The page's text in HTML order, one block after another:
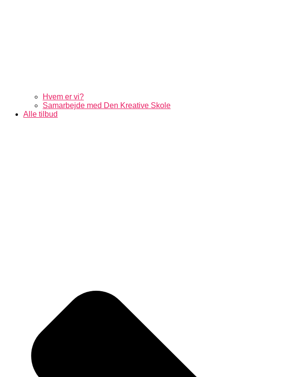
Hvem er vi?
Samarbejde med Den Kreative Skole
Alle tilbud